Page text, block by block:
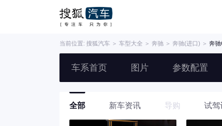
当前位置: 搜狐汽车 ＞ 车型大全 ＞ 奔驰 ＞ 奔驰(进口) ＞ 奔
车系首页 图片 参数配置
全部 新车资讯 导购 试驾